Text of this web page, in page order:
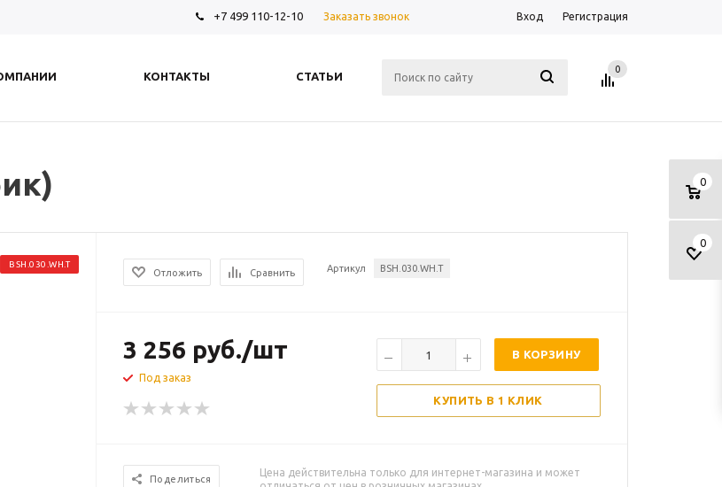
+7 499 110-12-10 Заказать звонок Вход Регистрация
КОНТАКТЫ СТАТЬИ
0
0
0
BSH.030.WH.T
Отложить Сравнить Артикул BSH.030.WH.T
3 256 руб./шт
Под заказ
В КОРЗИНУ
КУПИТЬ В 1 КЛИК
Поделиться
Цена действительна только для интернет-магазина и может